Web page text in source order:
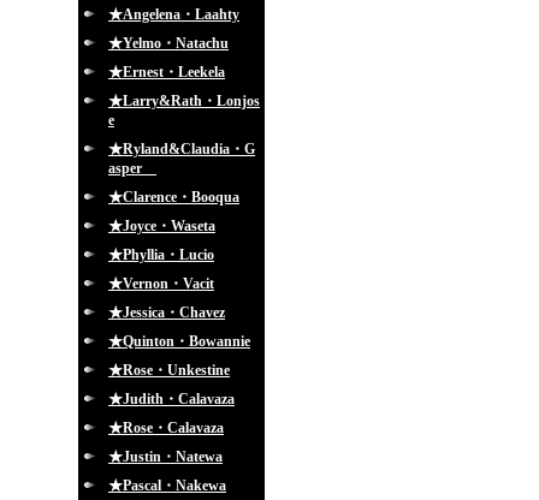
★Angelena・Laahty
★Yelmo・Natachu
★Ernest・Leekela
★Larry&Rath・Lonjos
e
★Ryland&Claudia・G
asper
★Clarence・Booqua
★Joyce・Waseta
★Phyllia・Lucio
★Vernon・Vacit
★Jessica・Chavez
★Quinton・Bowannie
★Rose・Unkestine
★Judith・Calavaza
★Rose・Calavaza
★Justin・Natewa
★Pascal・Nakewa